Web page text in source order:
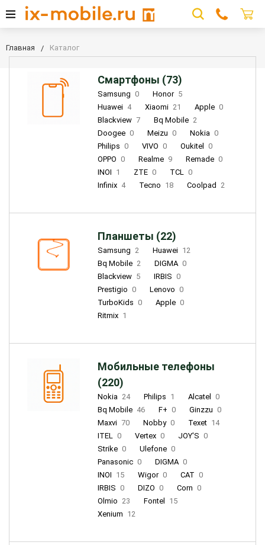
Главная Каталог
Смартфоны (73)
Samsung 0 Honor 5
Huawei 4 Xiaomi 21 Apple 0
Blackview 7 Bq Mobile 2
Doogee 0 Meizu 0 Nokia 0
Philips 0 VIVO 0 Oukitel
0
OPPO 0 Realme 9 Remade 0
INOI 1 ZTE 0 TCL 0
Infinix 4 Tecno 18 Coolpad 2
Планшеты (22)
Samsung 2 Huawei 12
Bq Mobile 2 DIGMA 0
Blackview 5 IRBIS 0
Prestigio 0 Lenovo 0
TurboKids 0 Apple 0
Ritmix 1
Мобильные телефоны
(220)
Nokia 24 Philips 1 Alcatel
0
Bq Mobile 46 F+ 0 Ginzzu 0
Maxvi 70 Nobby 0 Texet 14
ITEL 0 Vertex 0 JOY'S 0
Strike 0 Ulefone 0
Panasonic 0 DIGMA 0
INOI 15 Wigor 0 CAT 0
IRBIS 0 DIZO 0 Corn 0
Olmio 23 Fontel
15
Xenium 12